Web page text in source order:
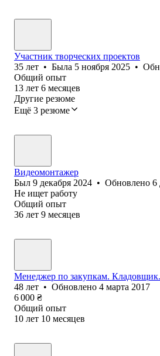
Участник творческих проектов
35 лет • Была 5 ноября 2025 •
Общий опыт
13 лет 6 месяцев
Другие резюме
Ещё 3 резюме
Видеомонтажер
Был 9 декабря 2024 • Обновлено 6
Не ищет работу
Общий опыт
36 лет 9 месяцев
Менеджер по закупкам. Кладовщик.
48 лет • Обновлено 4 марта 2017
6 000 ₴
Общий опыт
10 лет 10 месяцев